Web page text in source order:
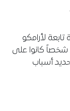
لأرامكو
في منطقة رأس تنورة، ما أسفر عن وفاة 14 شخصاً كانوا على
أسباب